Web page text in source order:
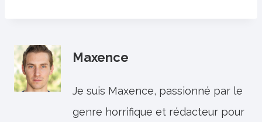
Maxence
Je suis Maxence, passionné par le
genre horrifique et rédacteur pour